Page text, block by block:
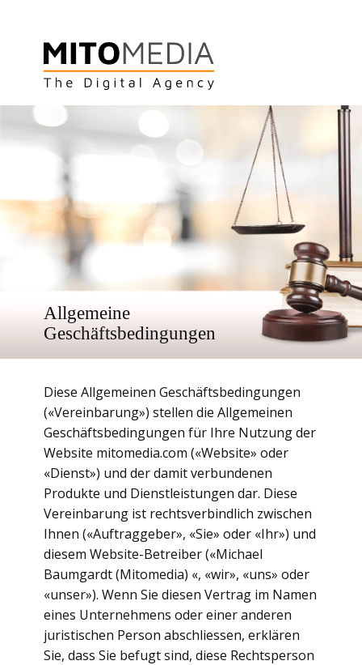
Allgemeine
Ges​chäftsbedingungen
Diese Allgemeinen Geschäftsbedingungen
(«Vereinbarung») stellen die Allgemeinen
Geschäftsbedingungen für Ihre Nutzung der
Website mitomedia.com («Website» oder
«Dienst») und der damit verbundenen
Produkte und Dienstleistungen dar. Diese
Vereinbarung ist rechtsverbindlich zwischen
Ihnen («Auftraggeber», «Sie» oder «Ihr») und
diesem Website-Betreiber («Michael
Baumgardt (Mitomedia) «, «wir», «uns» oder
«unser»). Wenn Sie diesen Vertrag im Namen
eines Unternehmens oder einer anderen
juristischen Person abschliessen, erklären
Sie, dass Sie befugt sind, diese Rechtsperson